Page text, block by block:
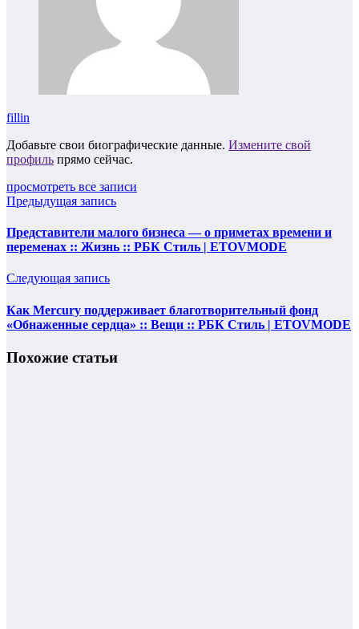
fillin
Добавьте свои биографические данные. Измените свой
профиль прямо сейчас.
просмотреть все записи
Предыдущая запись
Представители малого бизнеса — о приметах времени и
переменах :: Жизнь :: РБК Стиль | ETOVMODE
Следующая запись
Как Mercury поддерживает благотворительный фонд
«Обнаженные сердца» :: Вещи :: РБК Стиль | ETOVMODE
Похожие статьи